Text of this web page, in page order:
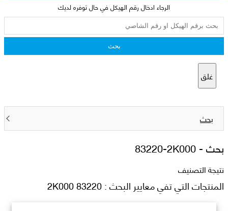
الرجاء ادخال رقم الهيكل في حال توفره لديك
بحث
غلق
بحث
بحث -83220-2K000
نتيجة التصنيف
المنتجات التي تفي معايير البحث : 83220 2K000